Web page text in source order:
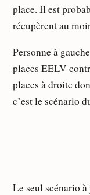
place. Il est
récupèrent au
Personne à
places EELV
places à droite
c’est le scénario
Le seul scénario